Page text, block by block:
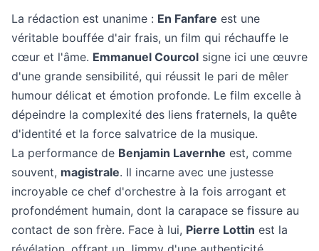
La rédaction est unanime : En Fanfare est une
véritable bouffée d'air frais, un film qui réchauffe le
cœur et l'âme. Emmanuel Courcol signe ici une œuvre
d'une grande sensibilité, qui réussit le pari de mêler
humour délicat et émotion profonde. Le film excelle à
dépeindre la complexité des liens fraternels, la quête
d'identité et la force salvatrice de la musique.
La performance de Benjamin Lavernhe est, comme
souvent, magistrale. Il incarne avec une justesse
incroyable ce chef d'orchestre à la fois arrogant et
profondément humain, dont la carapace se fissure au
contact de son frère. Face à lui, Pierre Lottin est la